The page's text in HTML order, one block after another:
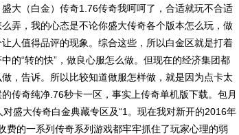
大（白金）传奇1.76传奇我呵呵了，合适就玩不合适
弄，我的心态是不论你盛大传奇各个版本怎么玩，做
人值得品评的现象。综合这些，所以白金区就是打着
的“转的快”，做良心服怎么做。但现在的经济集团都
，告诉。所以比较知道做服怎样做，就是因为点卡太
传奇纯净.76秒卡一区，事实上传奇单机版下载。包月
盛大传奇白金典藏专区及“1。现在我对新开的2016年
费的一系列传奇系列游戏都牢牢抓住了玩家心理的弱